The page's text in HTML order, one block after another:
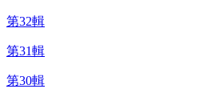
第32輯
第31輯
第30輯